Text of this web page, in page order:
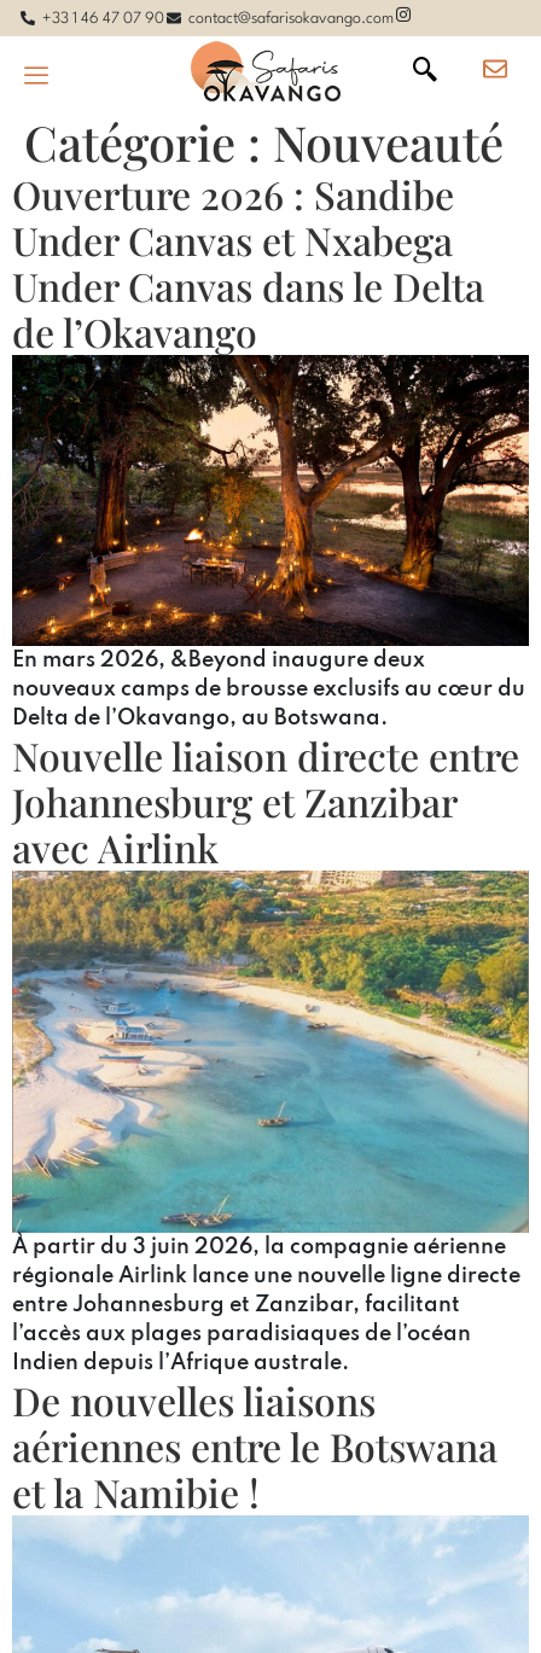
+33 1 46 47 07 90 contact@safarisokavango.com
Catégorie : Nouveauté
Ouverture 2026 : Sandibe
Under Canvas et Nxabega
Under Canvas dans le Delta
de l’Okavango
En mars 2026, &Beyond inaugure deux
nouveaux camps de brousse exclusifs au cœur du
Delta de l’Okavango, au Botswana.
Nouvelle liaison directe entre
Johannesburg et Zanzibar
avec Airlink
À partir du 3 juin 2026, la compagnie aérienne
régionale Airlink lance une nouvelle ligne directe
entre Johannesburg et Zanzibar, facilitant
l’accès aux plages paradisiaques de l’océan
Indien depuis l’Afrique australe.
De nouvelles liaisons
aériennes entre le Botswana
et la Namibie !